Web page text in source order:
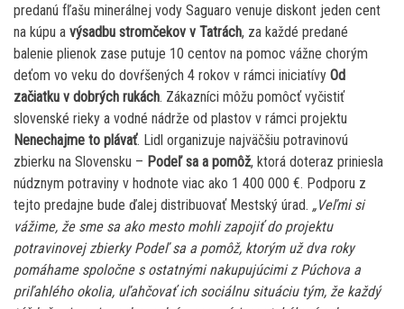
predanú fľašu minerálnej vody Saguaro venuje diskont jeden cent
na kúpu a výsadbu stromčekov v Tatrách, za každé predané
balenie plienok zase putuje 10 centov na pomoc vážne chorým
deťom vo veku do dovŕšených 4 rokov v rámci iniciatívy Od
začiatku v dobrých rukách. Zákazníci môžu pomôcť vyčistiť
slovenské rieky a vodné nádrže od plastov v rámci projektu
Nenechajme to plávať. Lidl organizuje najväčšiu potravinovú
zbierku na Slovensku – Podeľ sa a pomôž, ktorá doteraz priniesla
núdznym potraviny v hodnote viac ako 1 400 000 €. Podporu z
tejto predajne bude ďalej distribuovať Mestský úrad. „Veľmi si
vážime, že sme sa ako mesto mohli zapojiť do projektu
potravinovej zbierky Podeľ sa a pomôž, ktorým už dva roky
pomáhame spoločne s ostatnými nakupujúcimi z Púchova a
priľahlého okolia, uľahčovať ich sociálnu situáciu tým, že každý